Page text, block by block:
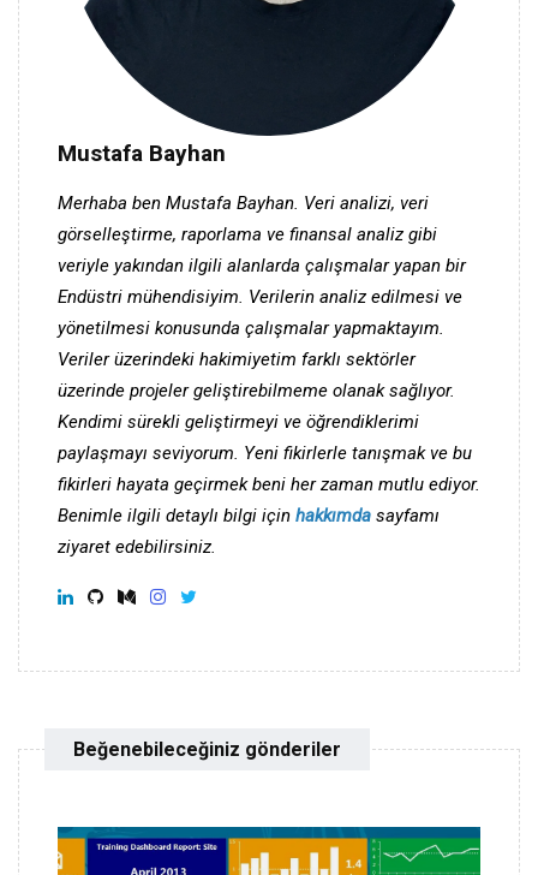
Mustafa Bayhan
Merhaba ben Mustafa Bayhan. Veri analizi, veri
görselleştirme, raporlama ve finansal analiz gibi
veriyle yakından ilgili alanlarda çalışmalar yapan bir
Endüstri mühendisiyim. Verilerin analiz edilmesi ve
yönetilmesi konusunda çalışmalar yapmaktayım.
Veriler üzerindeki hakimiyetim farklı sektörler
üzerinde projeler geliştirebilmeme olanak sağlıyor.
Kendimi sürekli geliştirmeyi ve öğrendiklerimi
paylaşmayı seviyorum. Yeni fikirlerle tanışmak ve bu
fikirleri hayata geçirmek beni her zaman mutlu ediyor.
Benimle ilgili detaylı bilgi için hakkımda sayfamı
ziyaret edebilirsiniz.
Beğenebileceğiniz gönderiler